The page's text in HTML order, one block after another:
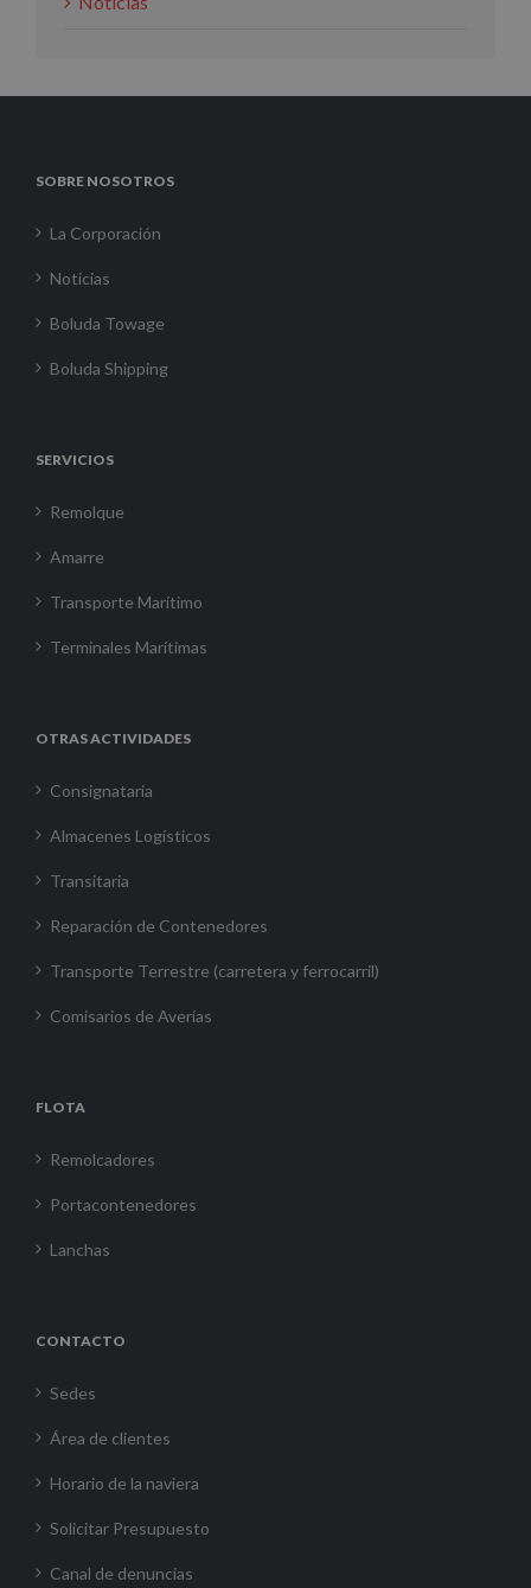
SOBRE NOSOTROS
La Corporación
Noticias
Boluda Towage
Boluda Shipping
SERVICIOS
Remolque
Amarre
Transporte Marítimo
Terminales Marítimas
OTRAS ACTIVIDADES
Consignataria
Almacenes Logísticos
Transitaria
Reparación de Contenedores
Transporte Terrestre (carretera y ferrocarril)
Comisarios de Averías
FLOTA
Remolcadores
Portacontenedores
Lanchas
CONTACTO
Sedes
Área de clientes
Horario de la naviera
Solicitar Presupuesto
Canal de denuncias